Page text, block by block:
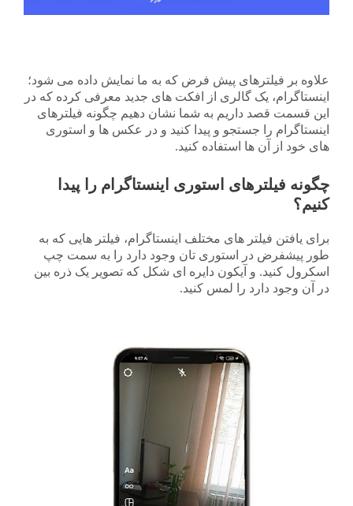
علاوه بر فیلترهای پیش فرض که به ما نمایش داده می شود؛
اینستاگرام، یک گالری از افکت های جدید معرفی کرده که در
این قسمت قصد داریم به شما نشان دهیم چگونه فیلترهای
اینستاگرام را جستجو و پیدا کنید و در عکس ها و استوری
های خود از آن ها استفاده کنید.
چگونه فیلترهای استوری اینستاگرام را پیدا
کنیم؟
برای یافتن فیلتر های مختلف اینستاگرام، فیلتر هایی که به
طور پیشفرض در استوری تان وجود دارد را به سمت چپ
اسکرول کنید. و آیکون دایره ای شکل که تصویر یک ذره بین
در آن وجود دارد را لمس کنید.